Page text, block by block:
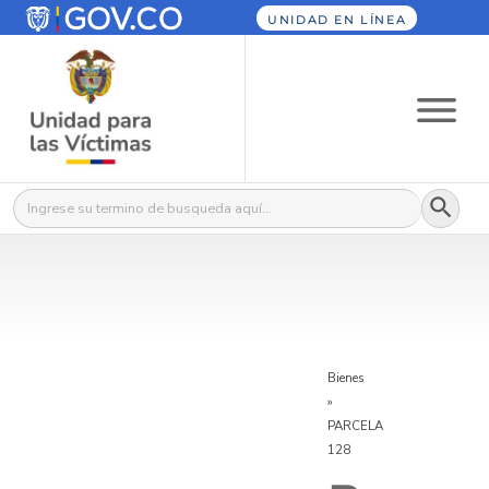
UNIDAD EN LÍNEA
Buscar: Botón
Bienes
»
PARCELA
128